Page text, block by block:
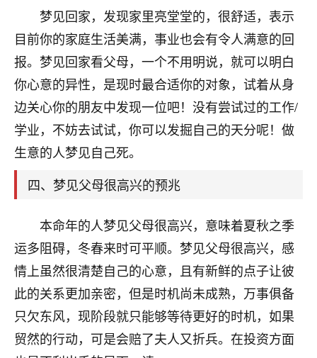
梦见回家，发现家里亮堂堂的，很舒适，表示
目前你的家庭生活美满，事业也会有令人满意的回
报。梦见回家看父母，一个不用明说，就可以明白
你心意的异性，是现时最合适你的对象，试着从身
边关心你的朋友中发现一位吧！没有尝试过的工作/
学业，不妨去试试，你可以发掘自己的天分呢！做
生意的人梦见自己死。
四、梦见父母很高兴的预兆
本命年的人梦见父母很高兴，意味着夏秋之季
运多阻碍，冬春来时可平顺。梦见父母很高兴，感
情上虽然很清楚自己的心意，且有新鲜的点子让彼
此的关系更加亲密，但是时机尚未成熟，万事俱备
只欠东风，现阶段就只能够等待更好的时机，如果
贸然的行动，可是会赔了夫人又折兵。在投资方面
址、风水、还有开业日子，哪哪都看了，虽然
大环境不好，但是我家生意还可以，前几天又
刚找老师做了补财库，希望财运更好一点！
2小时前 来自海南 18
梦醒时分
我女儿高二叛逆，大半年不上学，一说她就要死要活
的，把我们两口子愁的不行，朋友给我推荐的慧来老
师，一开始我是病急乱投医，这半年来，法事一个个
做完，我女儿跟变了个人一样，不期望她能考多好的
大学，只要能安安稳稳的把书读了，身体心理都健健
鹿森 ：可怜天下父母心啊！
3小时前 来自河北 16
付深
我是公司人事调整，有升迁机会，但同时竞争的我们
三个，找老师的时候是抱着侥幸心理，没想到老师看